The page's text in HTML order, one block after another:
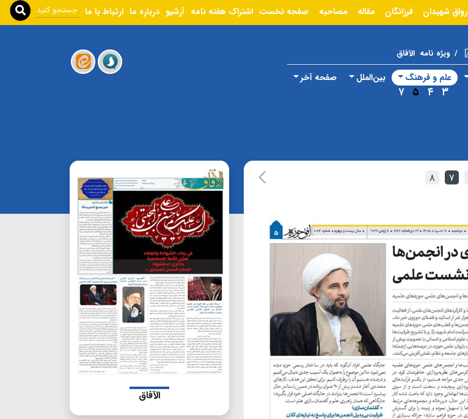
رواق شهیدان فرزانگان مقاله مصاحبه صفحه نخست اشتراک هفته نامه آرشیو درباره ما ارتباط با ما
/ ویژه نامه الآفاق
علم و فرهنگ
۳ ۴ ۵ ۷
بین‌الملل صفحه آخر
۷ ۸
الآفاق